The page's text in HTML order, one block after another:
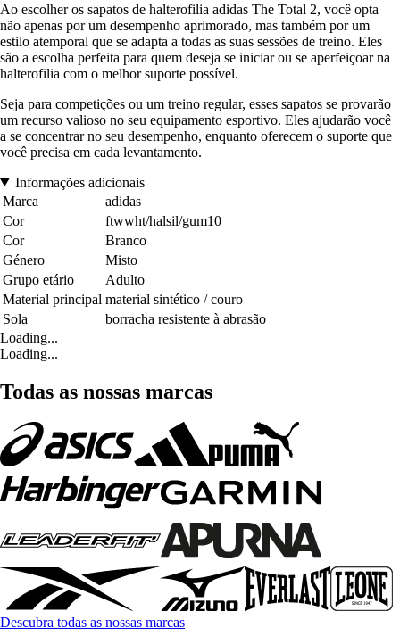
Ao escolher os sapatos de halterofilia adidas The Total 2, você opta
não apenas por um desempenho aprimorado, mas também por um
estilo atemporal que se adapta a todas as suas sessões de treino. Eles
são a escolha perfeita para quem deseja se iniciar ou se aperfeiçoar na
halterofilia com o melhor suporte possível.
Seja para competições ou um treino regular, esses sapatos se provarão
um recurso valioso no seu equipamento esportivo. Eles ajudarão você
a se concentrar no seu desempenho, enquanto oferecem o suporte que
você precisa em cada levantamento.
Informações adicionais
Marca
adidas
Cor
ftwwht/halsil/gum10
Cor
Branco
Género
Misto
Grupo etário
Adulto
Material principal material sintético / couro
Sola
borracha resistente à abrasão
Loading...
Loading...
Todas as nossas marcas
Descubra todas as nossas marcas